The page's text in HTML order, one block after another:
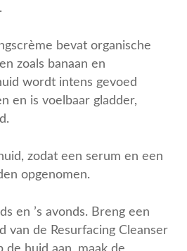
bevat organische
zoals banaan en
wordt intens gevoed
en is voelbaar gladder,
zodat een serum en een
opgenomen.
en ’s avonds. Breng een
van de Resurfacing Cleanser